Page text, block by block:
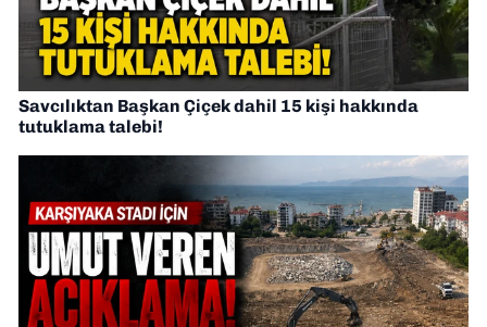
Savcılıktan Başkan Çiçek dahil 15 kişi hakkında
tutuklama talebi!